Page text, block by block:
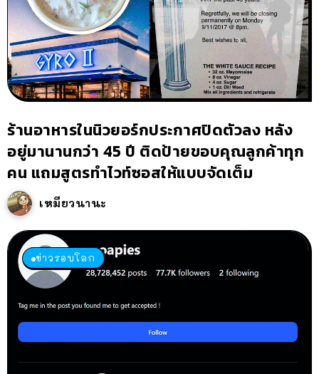
ร้านอาหารในนิวยอร์กประกาศปิดตัวลง หลัง
อยู่มานานกว่า 45 ปี ติดป้ายขอบคุณลูกค้าทุก
คน แถมสูตรทำไวท์ซอสให้แบบจัดเต็ม
เหมียวนานะ
ข่าวรอบโลก